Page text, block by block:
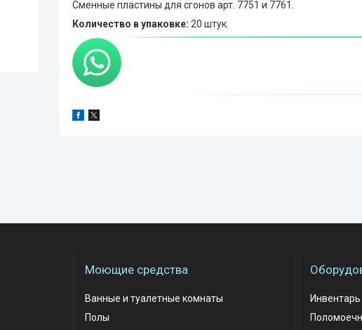
Сменные пластины для сгонов арт. 7751 и 7761.
Количество в упаковке: 20 штук.
Моющие средства
Ванные и туалетные комнаты
Полы